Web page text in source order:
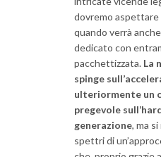
dovremo aspettare
quando verrà
dedicato con
pacchettizzata. La
spinge
ulteriormente un
pregevole
generazione, ma
spettri di